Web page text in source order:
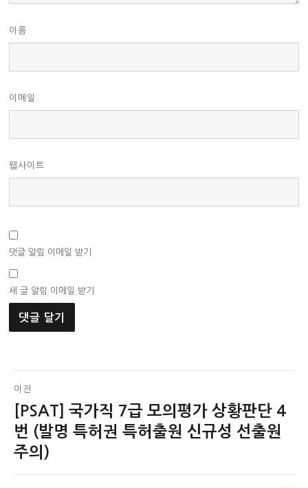
이름
이메일
웹사이트
댓글 알림 이메일 받기
새 글 알림 이메일 받기
글
탐
색
이전
이
전
글:
[PSAT] 국가직 7급 모의평가 상황판단 4
번 (발명 특허권 특허출원 신규성 선출원
주의)